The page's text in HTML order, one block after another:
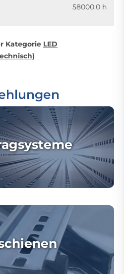
58000.0 h
Kategorie LED